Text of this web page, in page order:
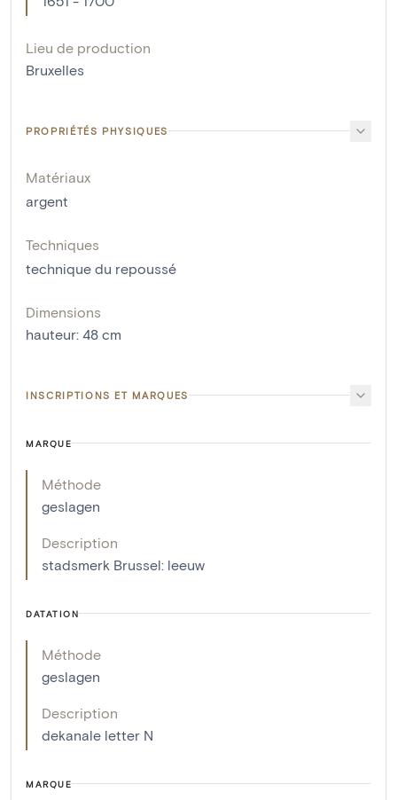
Lieu de production
Bruxelles
PROPRIÉTÉS PHYSIQUES
Matériaux
argent
Techniques
technique du repoussé
Dimensions
hauteur: 48 cm
INSCRIPTIONS ET MARQUES
MARQUE
Méthode
geslagen
Description
stadsmerk Brussel: leeuw
DATATION
Méthode
geslagen
Description
dekanale letter N
MARQUE